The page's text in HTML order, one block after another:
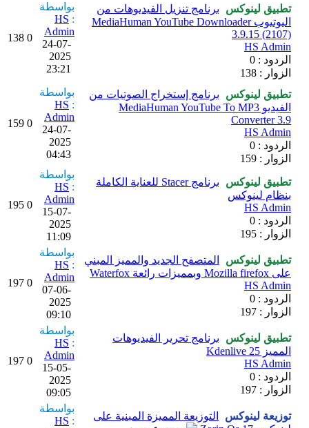
تطبيق لينوكس
برنامج تنزيل الفيديوهات من
اليوتيوب MediaHuman YouTube Downloader
3.9.15 (2107)
HS Admin
الردود : 0
الزوار : 138
بواسطة
:
HS
Admin
24-07-
2025
23:21
0
138
تطبيق لينوكس
برنامج إستخراج الصوتيات من
الفيديو MediaHuman YouTube To MP3
Converter 3.9
HS Admin
الردود : 0
الزوار : 159
بواسطة
:
HS
Admin
24-07-
2025
04:43
0
159
تطبيق لينوكس
برنامج Stacer للعناية الكاملة
بنظام لينوكس
HS Admin
الردود : 0
الزوار : 195
بواسطة
:
HS
Admin
15-07-
2025
11:09
0
195
تطبيق لينوكس
المتصفح الجديد والمميز المبني
على Mozilla firefox وبمميزات رائعة Waterfox
HS Admin
الردود : 0
الزوار : 197
بواسطة
:
HS
Admin
07-06-
2025
09:10
0
197
تطبيق لينوكس
برنامج تحرير الفيديوهات
المميز Kdenlive 25
HS Admin
الردود : 0
الزوار : 197
بواسطة
:
HS
Admin
15-05-
2025
09:05
0
197
توزيعة لينوكس
التوزيعة المميزة المبنية على
بواسطة
:
HS